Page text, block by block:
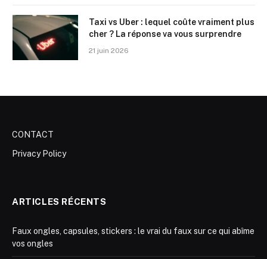
Taxi vs Uber : lequel coûte vraiment plus
cher ? La réponse va vous surprendre
21 juin 2026
CONTACT
Privacy Policy
ARTICLES RÉCENTS
Faux ongles, capsules, stickers : le vrai du faux sur ce qui abîme
vos ongles